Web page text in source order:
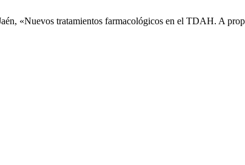
«Nuevos tratamientos farmacológicos en el TDAH. A